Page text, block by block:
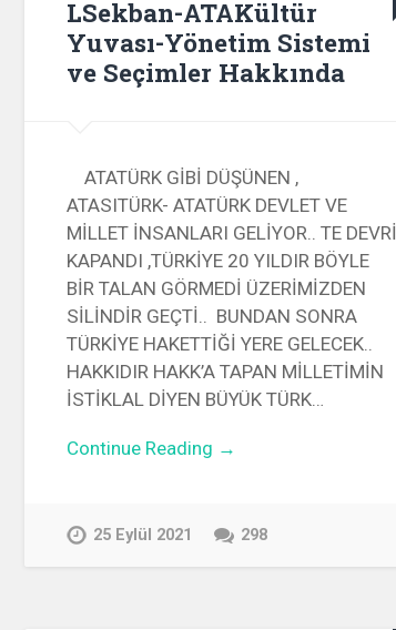
LSekban-ATAKültür
Yuvası-Yönetim Sistemi
ve Seçimler Hakkında
ATATÜRK GİBİ DÜŞÜNEN ,
ATASITÜRK- ATATÜRK DEVLET VE
MİLLET İNSANLARI GELİYOR.. TE DEVRİ
KAPANDI ,TÜRKİYE 20 YILDIR BÖYLE
BİR TALAN GÖRMEDİ ÜZERİMİZDEN
SİLİNDİR GEÇTİ.. BUNDAN SONRA
TÜRKİYE HAKETTİĞİ YERE GELECEK..
HAKKIDIR HAKK’A TAPAN MİLLETİMİN
İSTİKLAL DİYEN BÜYÜK TÜRK…
Continue Reading →
25 Eylül 2021 298